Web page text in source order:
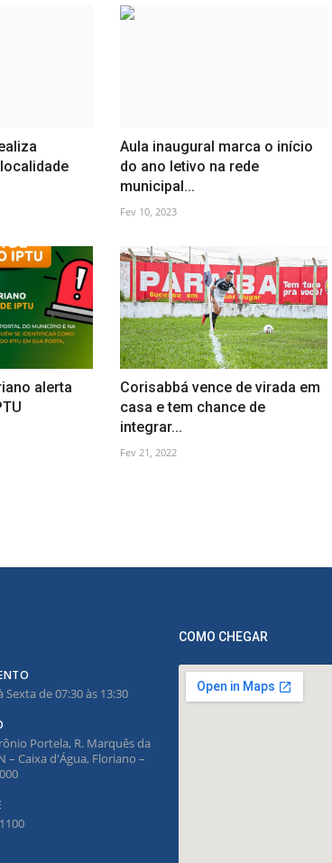
Aula inaugural marca o início
do ano letivo na rede
municipal...
Fev 10, 2023
alerta
Corisabbá vence de virada em
casa e tem chance de
integrar...
Fev 21, 2022
Sexta de 07:30 às 13:30
Portela, R. Marquês da
– Caixa d'Água, Floriano –
COMO CHEGAR